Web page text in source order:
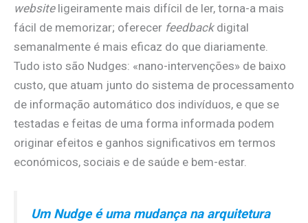
websiteligeiramente mais difícil de ler, torna-a mais
fácil de memorizar; oferecer feedbackdigital
semanalmente é mais eficaz do que diariamente.
Tudo isto são Nudges: «nano-intervenções» de baixo
custo, que atuam junto do sistema de processamento
de informação automático dos indivíduos, e que se
testadas e feitas de uma forma informada podem
originar efeitos e ganhos significativos em termos
económicos, sociais e de saúde e bem-estar.
Um Nudge é uma mudança na arquitetura